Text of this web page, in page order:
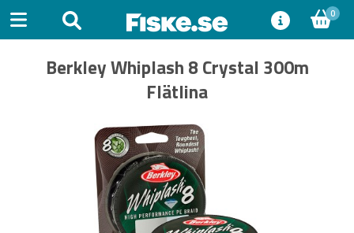
0
Berkley Whiplash 8 Crystal 300m
Flätlina